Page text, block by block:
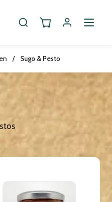
/ Sugo & Pesto